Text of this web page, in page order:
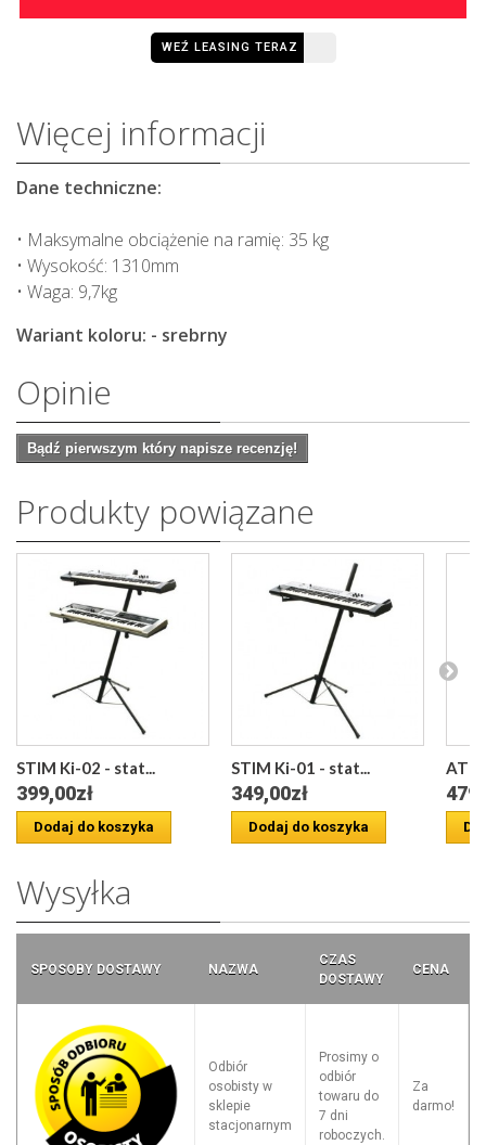
WEŹ LEASING TERAZ
Więcej informacji
Dane techniczne:
• Maksymalne obciążenie na ramię: 35 kg
• Wysokość: 1310mm
• Waga: 9,7kg
Wariant koloru: - srebrny
Opinie
Bądź pierwszym który napisze recenzję!
Produkty powiązane
STIM Ki-02 - stat...
399,00zł
Dodaj do koszyka
STIM Ki-01 - stat...
349,00zł
Dodaj do koszyka
Wysyłka
SPOSOBY DOSTAWY NAZWA
CZAS
DOSTAWY
CENA
Odbiór
osobisty w
sklepie
stacjonarnym
Prosimy o
odbiór
towaru do
7 dni
roboczych.
Za
darmo!